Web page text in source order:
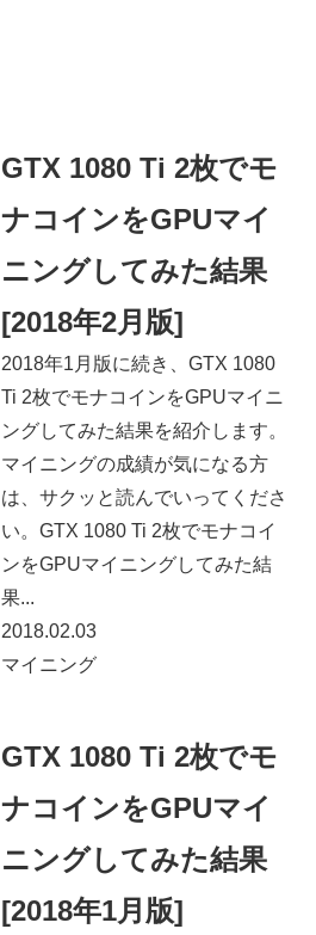
GTX 1080 Ti 2枚でモ
ナコインをGPUマイ
ニングしてみた結果
[2018年2月版]
2018年1月版に続き、GTX 1080
Ti 2枚でモナコインをGPUマイニ
ングしてみた結果を紹介します。
マイニングの成績が気になる方
は、サクッと読んでいってくださ
い。GTX 1080 Ti 2枚でモナコイ
ンをGPUマイニングしてみた結
果...
2018.02.03
マイニング
GTX 1080 Ti 2枚でモ
ナコインをGPUマイ
ニングしてみた結果
[2018年1月版]